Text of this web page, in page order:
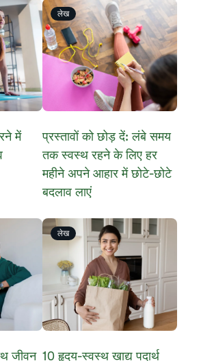
में
लेख
प्रस्तावों को छोड़ दें: लंबे समय
तक स्वस्थ रहने के लिए हर
महीने अपने आहार में छोटे-छोटे
बदलाव लाएं
जीवन
लेख
10 हृदय-स्वस्थ खाद्य पदार्थ